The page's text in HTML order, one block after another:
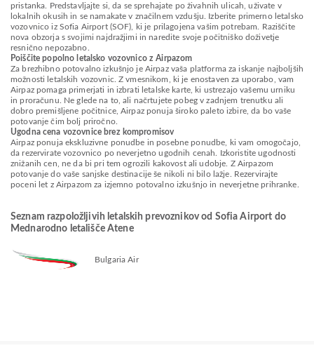
pristanka. Predstavljajte si, da se sprehajate po živahnih ulicah, uživate v
lokalnih okusih in se namakate v značilnem vzdušju. Izberite primerno letalsko
vozovnico iz Sofia Airport (SOF), ki je prilagojena vašim potrebam. Raziščite
nova obzorja s svojimi najdražjimi in naredite svoje počitniško doživetje
resnično nepozabno.
Poiščite popolno letalsko vozovnico z Airpazom
Za brezhibno potovalno izkušnjo je Airpaz vaša platforma za iskanje najboljših
možnosti letalskih vozovnic. Z vmesnikom, ki je enostaven za uporabo, vam
Airpaz pomaga primerjati in izbrati letalske karte, ki ustrezajo vašemu urniku
in proračunu. Ne glede na to, ali načrtujete pobeg v zadnjem trenutku ali
dobro premišljene počitnice, Airpaz ponuja široko paleto izbire, da bo vaše
potovanje čim bolj priročno.
Ugodna cena vozovnice brez kompromisov
Airpaz ponuja ekskluzivne ponudbe in posebne ponudbe, ki vam omogočajo,
da rezervirate vozovnico po neverjetno ugodnih cenah. Izkoristite ugodnosti
znižanih cen, ne da bi pri tem ogrozili kakovost ali udobje. Z Airpazom
potovanje do vaše sanjske destinacije še nikoli ni bilo lažje. Rezervirajte
poceni let z Airpazom za izjemno potovalno izkušnjo in neverjetne prihranke.
Seznam razpoložljivih letalskih prevoznikov od Sofia Airport do
Mednarodno letališče Atene
Bulgaria Air